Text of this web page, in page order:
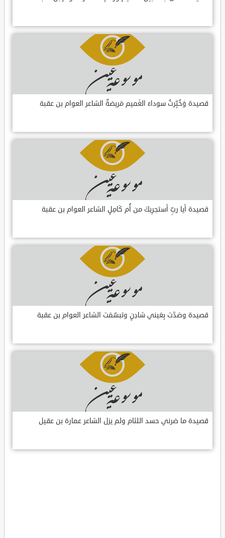
قصيدة وَخُبِّرتُ سوداءَ الغَميم مَريضةٌ الشاعر العوام بن عقبة
قصيدة أيا ربِّ أستجرِيكَ من أُم كَامِلٍ الشاعر العوام بن عقبة
قصيدة وصَدَّت بِعَيني شادِنٍ وتبسّمَت الشاعر العوام بن عقبة
قصيدة ما ضرني حسد اللئام ولم يزل الشاعر عمارة بن عقيل